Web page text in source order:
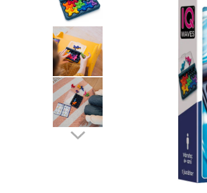
Jocuri pentru o persoana
Jocuri pentru 2 persoane
Game cunoscute
Carcassonne
Vezi toate produsele STEM